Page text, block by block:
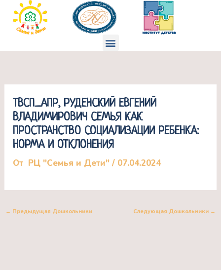
Перейти
содержимому
Меню
ТВСП_АПР, РУДЕНСКИЙ ЕВГЕНИЙ
ВЛАДИМИРОВИЧ СЕМЬЯ КАК
ПРОСТРАНСТВО СОЦИАЛИЗАЦИИ РЕБЕНКА:
НОРМА И ОТКЛОНЕНИЯ
От РЦ "Семья и Дети"/ 07.04.2024
← Предыдущая Дошкольники Следующая Дошкольники →